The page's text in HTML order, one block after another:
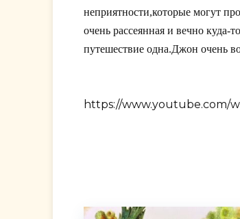
неприятности,которые могут
очень рассеянная и вечно
путешествие одна.Джон очень
https://www.youtube.com/